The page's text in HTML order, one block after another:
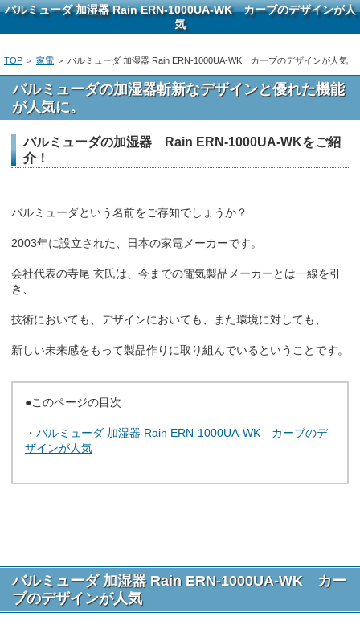
バルミューダ 加湿器 Rain ERN-1000UA-WK カーブのデザインが人
気
TOP ＞ 家電 ＞ バルミューダ 加湿器 Rain ERN-1000UA-WK カーブのデザインが人気
バルミューダの加湿器斬新なデザインと優れた機能
が人気に。
バルミューダの加湿器 Rain ERN-1000UA-WKをご紹
介！
バルミューダという名前をご存知でしょうか？
2003年に設立された、日本の家電メーカーです。
会社代表の寺尾 玄氏は、今までの電気製品メーカーとは一線を引
き、
技術においても、デザインにおいても、また環境に対しても、
新しい未来感をもって製品作りに取り組んでいるということです。
●このページの目次
・ バルミューダ 加湿器 Rain ERN-1000UA-WK カーブのデ
ザインが人気
バルミューダ 加湿器 Rain ERN-1000UA-WK カー
ブのデザインが人気